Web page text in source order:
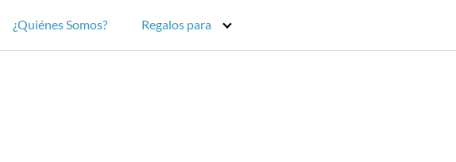
¿Quiénes Somos? Regalos para